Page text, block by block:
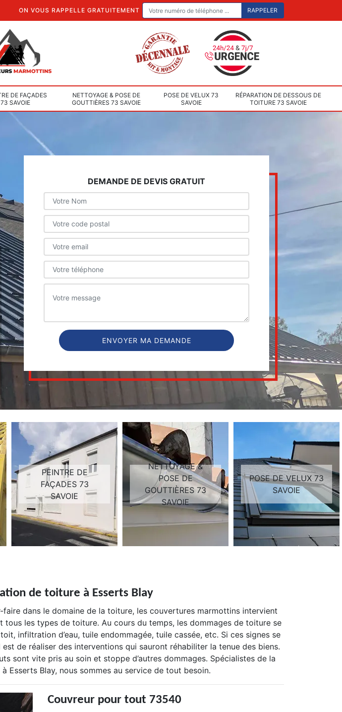
ON VOUS RAPPELLE GRATUITEMENT
DE FAÇADES
73 SAVOIE
NETTOYAGE & POSE DE
GOUTTIÈRES 73 SAVOIE
POSE DE VELUX 73
SAVOIE
RÉPARATION DE DESSOUS DE
TOITURE 73 SAVOIE
DEMANDE DE DEVIS GRATUIT
PEINTRE DE
FAÇADES 73
SAVOIE
NETTOYAGE &
POSE DE
GOUTTIÈRES 73
SAVOIE
POSE DE VELUX 73
SAVOIE
de toiture à Esserts Blay
dans le domaine de la toiture, les couvertures marmottins intervient
tous les types de toiture. Au cours du temps, les dommages de toiture se
infiltration d’eau, tuile endommagée, tuile cassée, etc. Si ces signes se
est de réaliser des interventions qui sauront réhabiliter la tenue des biens.
sont vite pris au soin et stoppe d’autres dommages. Spécialistes de la
Esserts Blay, nous sommes au service de tout besoin.
Couvreur pour tout 73540